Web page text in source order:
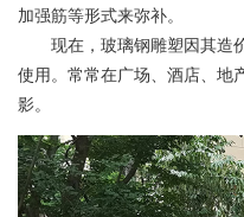
加强筋等形式来弥补。
现在，玻璃钢雕塑因其造
使用。常常在广场、酒店、地
影。